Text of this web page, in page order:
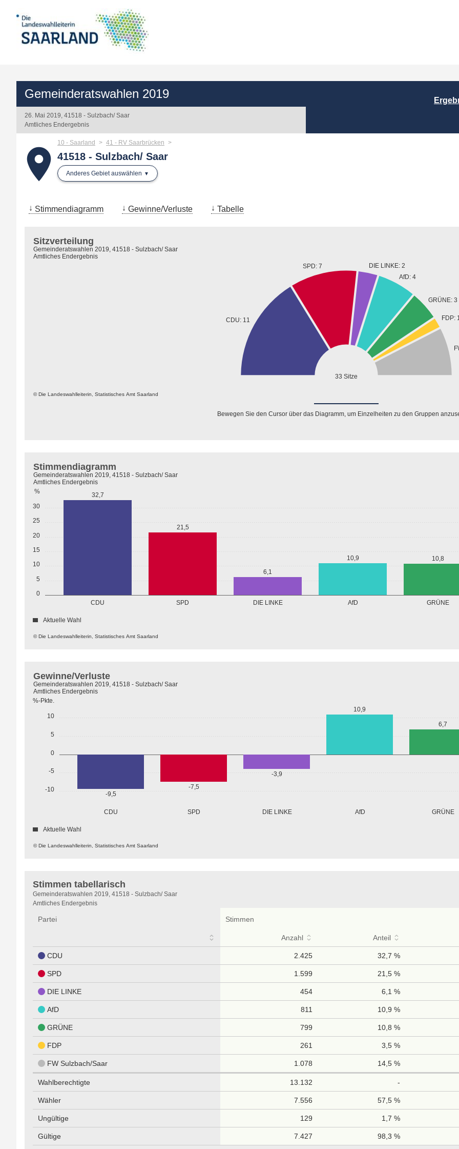
Gemeinderatswahlen 2019
26. Mai 2019, 41518 - Sulzbach/ Saar
Amtliches Endergebnis
place
10 - Saarland 41 - RV Saarbrücken
41518 - Sulzbach/ Saar
Anderes Gebiet auswählen
Stimmendiagramm Gewinne/Verluste Tabelle
33 Sitze
CDU: 11
SPD: 7 DIE LINKE: 2
AfD: 4
GRÜNE: 3
FDP:
© Die Landeswahlleiterin, Statistisches Amt Saarland
Sitzverteilung
Gemeinderatswahlen 2019, 41518 - Sulzbach/ Saar
Amtliches Endergebnis
Bewegen Sie den Cursor über das Diagramm, um Einzelheiten zu den Gruppen
0
5
10
15
20
25
30
%
CDU SPD DIE LINKE AfD GRÜNE
32,7
21,5
6,1
10,9 10,8
© Die Landeswahlleiterin, Statistisches Amt Saarland
Stimmendiagramm
Gemeinderatswahlen 2019, 41518 - Sulzbach/ Saar
Amtliches Endergebnis
Aktuelle Wahl
-10
-5
0
5
10
%-Pkte.
CDU SPD DIE LINKE AfD GRÜNE
-9,5
-7,5
-3,9
10,9
6,7
© Die Landeswahlleiterin, Statistisches Amt Saarland
Gewinne/Verluste
Gemeinderatswahlen 2019, 41518 - Sulzbach/ Saar
Amtliches Endergebnis
Aktuelle Wahl
Stimmen tabellarisch
Stimmen
tabellarisch
Gemeinderatswahlen 2019, 41518 - Sulzbach/ Saar
Amtliches Endergebnis
Partei Stimmen
Anzahl Anteil
CDU 2.425 32,7 %
SPD 1.599 21,5 %
DIE LINKE 454 6,1 %
AfD 811 10,9 %
GRÜNE 799 10,8 %
FDP 261 3,5 %
FW Sulzbach/Saar 1.078 14,5 %
Wahlberechtigte 13.132 -
Wähler 7.556 57,5 %
Ungültige 129 1,7 %
Gültige 7.427 98,3 %